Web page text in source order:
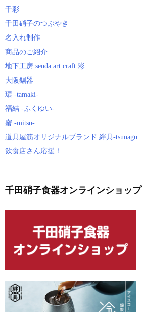
千彩
千田硝子のつぶやき
名入れ制作
商品のご紹介
地下工房 senda art craft 彩
大阪錫器
環 -tamaki-
福結 -ふくゆい-
蜜 -mitsu-
道具屋筋オリジナルブランド 絆具-tsunagu
飲食店さん応援！
千田硝子食器オンラインショップ